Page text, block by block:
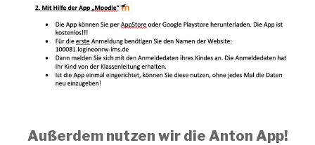
Außerdem nutzen wir die Anton App!